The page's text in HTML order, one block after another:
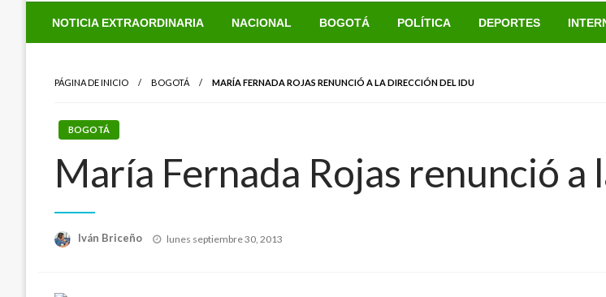
NOTICIA EXTRAORDINARIA NACIONAL BOGOTÁ POLÍTICA DEPORTES
PÁGINA DE INICIO BOGOTÁ MARÍA FERNADA ROJAS RENUNCIÓ A LA DIRECCIÓN DEL IDU
BOGOTÁ
María Fernada Rojas renunció
Iván Briceño
Publicado
lunes septiembre 30, 2013